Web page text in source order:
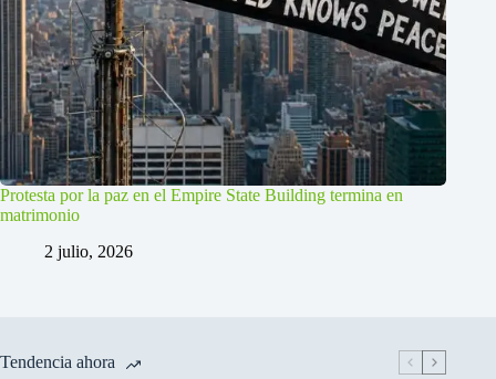
Protesta por la paz en el Empire State Building termina en
matrimonio
2 julio, 2026
Tendencia ahora